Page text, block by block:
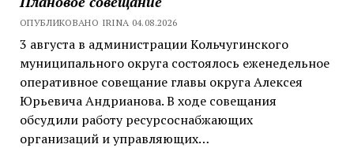
ОПУБЛИКОВАНО IRINA 04.08.2026
3 августа в администрации Кольчугинского
муниципального округа состоялось еженедельное
оперативное совещание главы округа Алексея
Юрьевича Андрианова. В ходе совещания
обсудили работу ресурсоснабжающих
организаций и управляющих…